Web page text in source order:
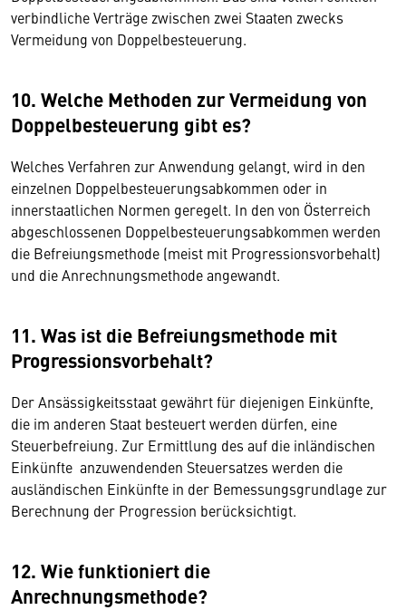
verbindliche Verträge zwischen zwei Staaten zwecks
Vermeidung von Doppelbesteuerung.
10. Welche Methoden zur Vermeidung von
Doppelbesteuerung gibt es?
Welches Verfahren zur Anwendung gelangt, wird in den
einzelnen Doppelbesteuerungsabkommen oder in
innerstaatlichen Normen geregelt. In den von Österreich
abgeschlossenen Doppelbesteuerungsabkommen werden
die Befreiungsmethode (meist mit Progressionsvorbehalt)
und die Anrechnungsmethode angewandt.
11. Was ist die Befreiungsmethode mit
Progressionsvorbehalt?
Der Ansässigkeitsstaat gewährt für diejenigen Einkünfte,
die im anderen Staat besteuert werden dürfen, eine
Steuerbefreiung. Zur Ermittlung des auf die inländischen
Einkünfte anzuwendenden Steuersatzes werden die
ausländischen Einkünfte in der Bemessungsgrundlage zur
Berechnung der Progression berücksichtigt.
12. Wie funktioniert die
Anrechnungsmethode?